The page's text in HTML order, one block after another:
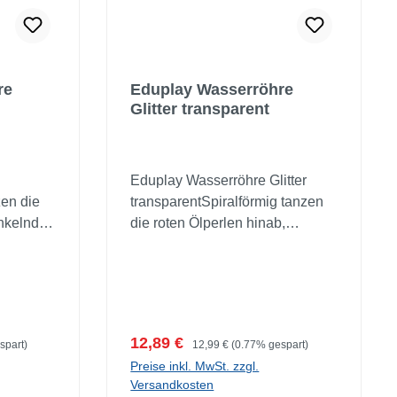
die
Eduplay Wasserröhre
Glitter transparent
Eduplay Wasserröhre Glitter
transparentSpiralförmig tanzen
die roten Ölperlen hinab,
Beobachtung der mit Flüssigkeit
gefüllten Röhren spricht die
Sinne an und hat zugleich eine
Verkaufspreis:
12,89 € Regulärer Preis:
12,99 € (0.77% gespart)
Preise inkl. MwSt. zzgl.
Versandkosten